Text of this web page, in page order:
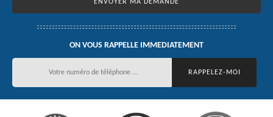
ON VOUS RAPPELLE IMMEDIATEMENT